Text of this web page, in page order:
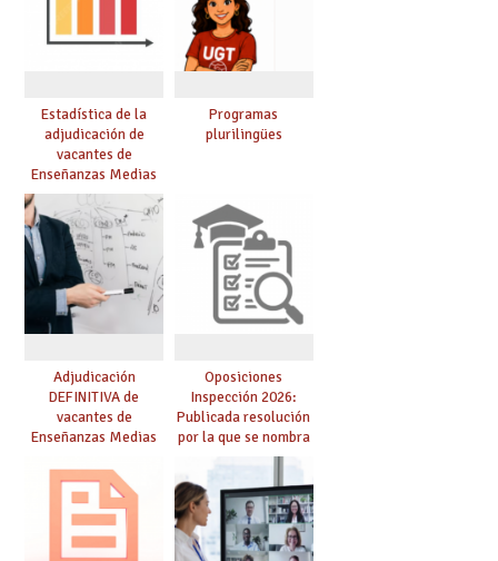
Estadística de la
adjudicación de
vacantes de
Enseñanzas Medias
para el curso 26/27
Programas
plurilingües
Adjudicación
DEFINITIVA de
vacantes de
Enseñanzas Medias
Oposiciones
Inspección 2026:
Publicada resolución
por la que se nombra
funcionarios/as en
prácticas, se regulan
dichas prácticas y se
convoca acto público
de adjudicación